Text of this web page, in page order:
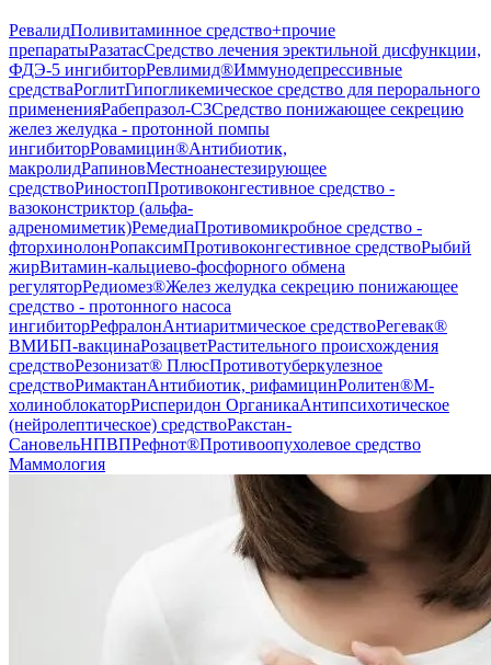
РевалидПоливитаминное средство+прочие
препаратыРазатасСредство лечения эректильной дисфункции,
ФДЭ-5 ингибиторРевлимид®Иммунодепрессивные
средстваРоглитГипогликемическое средство для перорального
примененияРабепразол-СЗСредство понижающее секрецию
желез желудка - протонной помпы
ингибиторРовамицин®Антибиотик,
макролидРапиновМестноанестезирующее
средствоРиностопПротивоконгестивное средство -
вазоконстриктор (альфа-
адреномиметик)РемедиаПротивомикробное средство -
фторхинолонРопаксимПротивоконгестивное средствоРыбий
жирВитамин-кальциево-фосфорного обмена
регуляторРедиомез®Желез желудка секрецию понижающее
средство - протонного насоса
ингибиторРефралонАнтиаритмическое средствоРегевак®
ВМИБП-вакцинаРозацветРастительного происхождения
средствоРезонизат® ПлюсПротивотуберкулезное
средствоРимактанАнтибиотик, рифамицинРолитен®М-
холиноблокаторРисперидон ОрганикаАнтипсихотическое
(нейролептическое) средствоРакстан-
СановельНПВПРефнот®Противоопухолевое средство
Маммология